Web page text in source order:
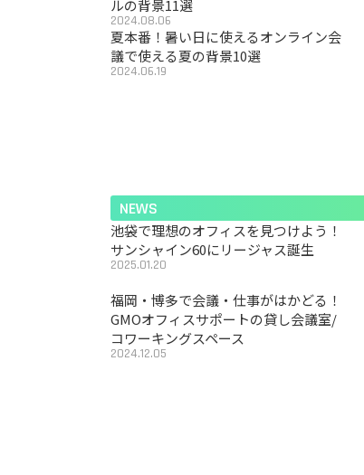
ルの背景11選
2024.08.06
夏本番！暑い日に使えるオンライン会
議で使える夏の背景10選
2024.06.19
NEWS
池袋で理想のオフィスを見つけよう！
サンシャイン60にリージャス誕生
2025.01.20
福岡・博多で会議・仕事がはかどる！
GMOオフィスサポートの貸し会議室/
コワーキングスペース
2024.12.05